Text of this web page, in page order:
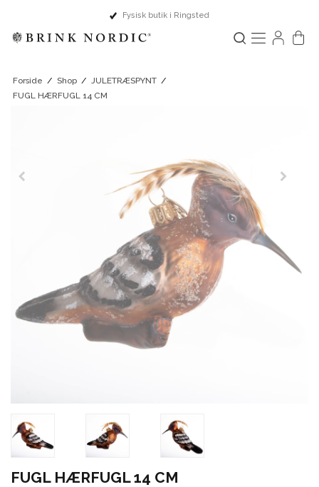
Dansk design & Europæisk håndværk
Forside / Shop / JULETRÆSPYNT /
FUGL HÆRFUGL 14 CM
FUGL HÆRFUGL 14 CM